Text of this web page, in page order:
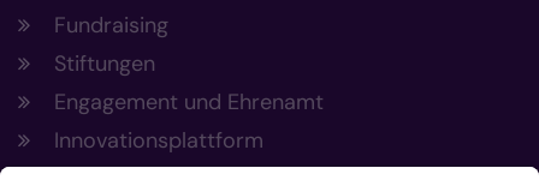
Fundraising
Stiftungen
Engagement und Ehrenamt
Innovationsplattform